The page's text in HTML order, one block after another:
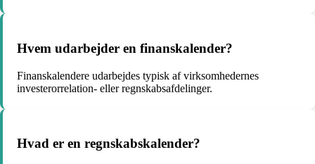
Hvem udarbejder en finanskalender?
Finanskalendere udarbejdes typisk af virksomhedernes
investerorrelation- eller regnskabsafdelinger.
Hvad er en regnskabskalender?